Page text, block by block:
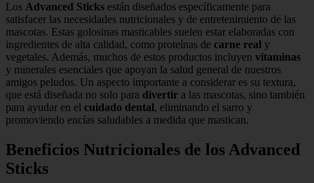
Los Advanced Sticks están diseñados específicamente para
satisfacer las necesidades nutricionales y de entretenimiento de las
mascotas. Estas golosinas masticables suelen estar elaboradas con
ingredientes de alta calidad, como proteínas de carne real y
vegetales. Además, muchos de estos productos incluyen vitaminas
y minerales esenciales que apoyan la salud general de nuestros
amigos peludos. Un aspecto importante a considerar es su textura,
que está diseñada no solo para divertir a las mascotas, sino también
para ayudar en el cuidado dental, eliminando el sarro y
promoviendo encías saludables a medida que mastican.
Beneficios Nutricionales de los Advanced
Sticks